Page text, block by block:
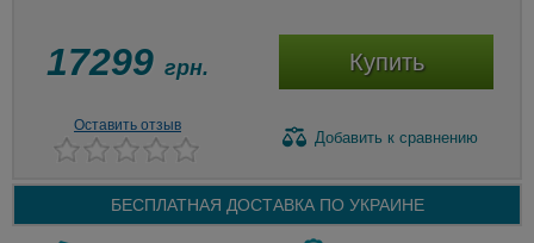
17299 грн. Купить
Оставить отзыв
Добавить к сравнению
БЕСПЛАТНАЯ ДОСТАВКА ПО УКРАИНЕ